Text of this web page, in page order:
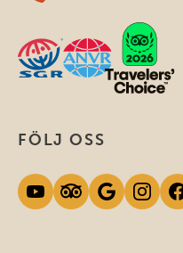
FÖLJ OSS